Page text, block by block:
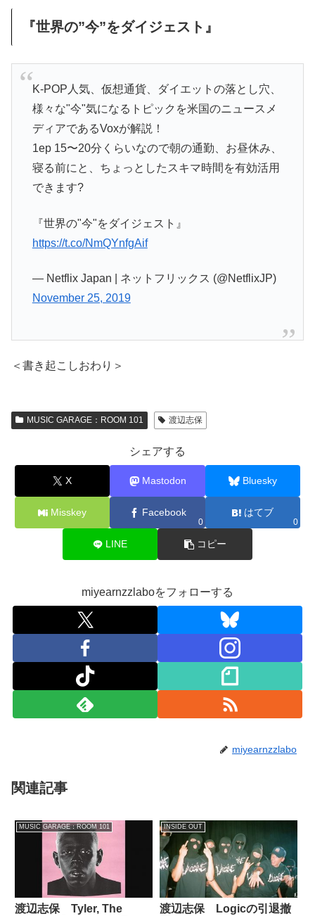
『世界の”今”をダイジェスト』
K-POP人気、仮想通貨、ダイエットの落とし穴、
様々な"今"気になるトピックを米国のニュースメ
ディアであるVoxが解説！
1ep 15〜20分くらいなので朝の通勤、お昼休み、
寝る前にと、ちょっとしたスキマ時間を有効活用
できます?
『世界の"今"をダイジェスト』
https://t.co/NmQYnfgAif
— Netflix Japan | ネットフリックス (@NetflixJP)
November 25, 2019
＜書き起こしおわり＞
MUSIC GARAGE：ROOM 101 渡辺志保
シェアする
X Mastodon Bluesky
Misskey Facebook
0
はてブ
0
LINE コピー
miyearnzzlaboをフォローする
miyearnzzlabo
関連記事
MUSIC GARAGE：ROOM 101
渡辺志保 Tyler, The
INSIDE OUT
渡辺志保 Logicの引退撤